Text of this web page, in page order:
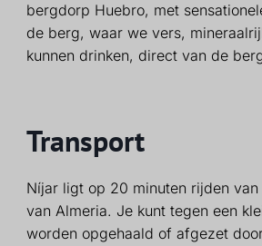
bergdorp Huebro, met
de berg, waar we vers,
kunnen drinken, direct van de
Transport
Níjar ligt op 20 minuten rijden
van Almeria. Je kunt tegen een
worden opgehaald of afgezet